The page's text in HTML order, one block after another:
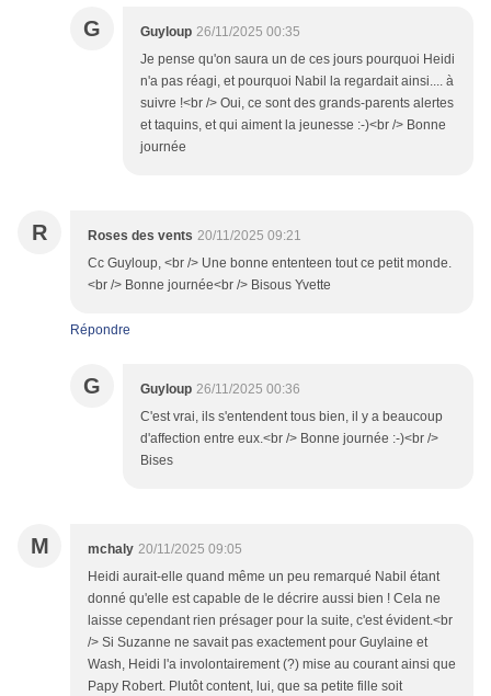
G Guyloup 26/11/2025 00:35
Je pense qu'on saura un de ces jours pourquoi Heidi
n'a pas réagi, et pourquoi Nabil la regardait ainsi.... à
suivre !<br /> Oui, ce sont des grands-parents alertes
et taquins, et qui aiment la jeunesse :-)<br /> Bonne
journée
R Roses des vents 20/11/2025 09:21
Cc Guyloup, <br /> Une bonne ententeen tout ce petit monde.
<br /> Bonne journée<br /> Bisous Yvette
Répondre
G Guyloup 26/11/2025 00:36
C'est vrai, ils s'entendent tous bien, il y a beaucoup
d'affection entre eux.<br /> Bonne journée :-)<br />
Bises
M mchaly 20/11/2025 09:05
Heidi aurait-elle quand même un peu remarqué Nabil étant
donné qu'elle est capable de le décrire aussi bien ! Cela ne
laisse cependant rien présager pour la suite, c'est évident.<br
/> Si Suzanne ne savait pas exactement pour Guylaine et
Wash, Heidi l'a involontairement (?) mise au courant ainsi que
Papy Robert. Plutôt content, lui, que sa petite fille soit